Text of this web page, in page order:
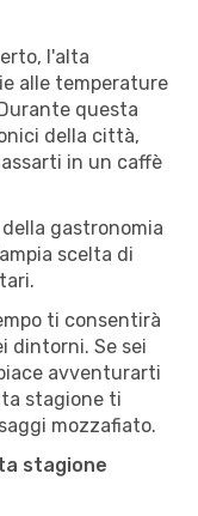
l'alta
alle temperature
questa
della città,
in un caffè
gastronomia
scelta di
ti consentirà
dintorni. Se sei
avventurarti
stagione ti
mozzafiato.
stagione